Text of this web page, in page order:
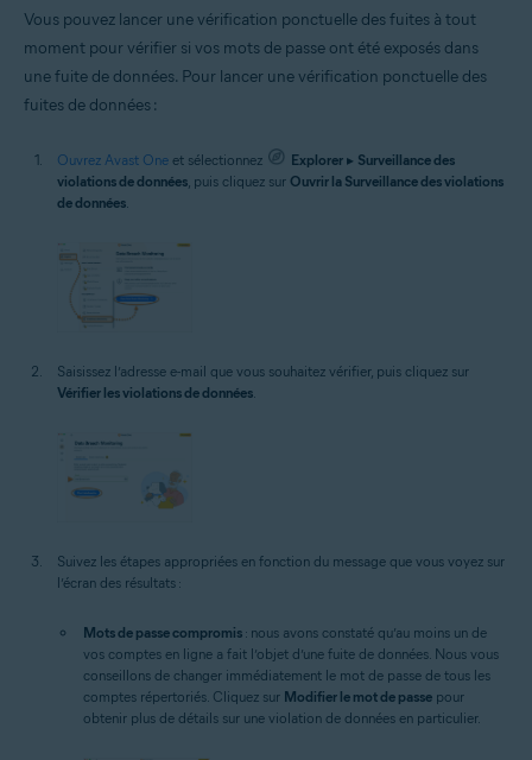
Vous pouvez lancer une vérification ponctuelle des fuites à tout
moment pour vérifier si vos mots de passe ont été exposés dans
une fuite de données. Pour lancer une vérification ponctuelle des
fuites de données :
Ouvrez Avast One et sélectionnez Explorer ▸ Surveillance des
violations de données , puis cliquez sur Ouvrir la Surveillance des violations
de données
Saisissez l’adresse e-mail que vous souhaitez vérifier, puis cliquez sur
Vérifier les violations de données
Suivez les étapes appropriées en fonction du message que vous voyez sur
l’écran des résultats :
Mots de passe compromis : nous avons constaté qu’au moins un de
vos comptes en ligne a fait l’objet d’une fuite de données. Nous vous
conseillons de changer immédiatement le mot de passe de tous les
comptes répertoriés. Cliquez sur Modifier le mot de passe pour
obtenir plus de détails sur une violation de données en particulier.